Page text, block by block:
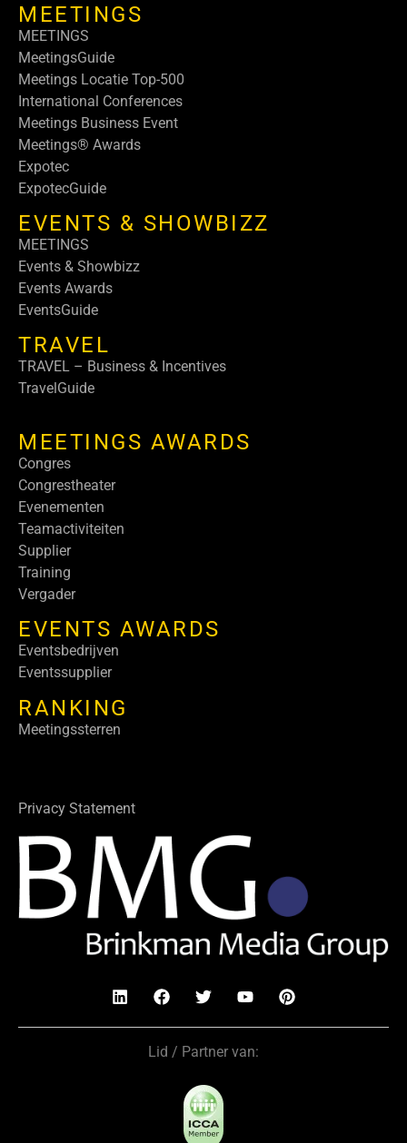
MEETINGS
MEETINGS
MeetingsGuide
Meetings Locatie Top-500
International Conferences
Meetings Business Event
Meetings® Awards
Expotec
ExpotecGuide
EVENTS & SHOWBIZZ
MEETINGS
Events & Showbizz
Events Awards
EventsGuide
TRAVEL
TRAVEL – Business & Incentives
TravelGuide
MEETINGS AWARDS
Congres
Congrestheater
Evenementen
Teamactiviteiten
Supplier
Training
Vergader
EVENTS AWARDS
Eventsbedrijven
Eventssupplier
RANKING
Meetingssterren
Privacy Statement
Lid / Partner van: